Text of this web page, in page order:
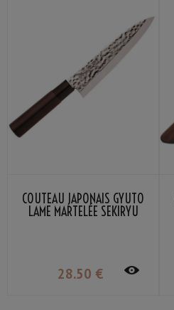
COUTEAU JAPONAIS GYUTO
LAME MARTELÉE SEKIRYU
28.50 €